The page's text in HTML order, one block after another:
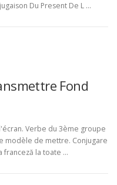
Du Present De L …
Fond
Verbe du 3ème groupe
modèle de mettre. Conjugare
franceză la toate …